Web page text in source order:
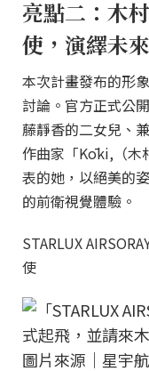
亮點二：木
使，演繹未
本次計畫發布的形
討論。官方正式公
藤靜香的二女兒、
作曲家「Kōki,（木
表的她，以絕美的
的前衛視覺體驗。
STARLUX
使